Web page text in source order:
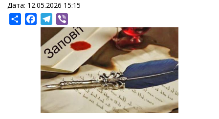
Дата: 12.05.2026 15:15
ShareFacebookTelegram